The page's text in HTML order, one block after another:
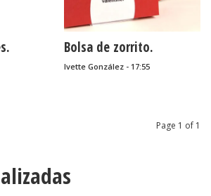
Bolsa de zorrito.
Ivette González - 17:55
Page 1 of 1